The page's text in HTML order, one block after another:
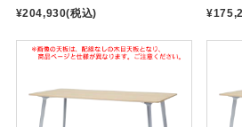
¥204,930(税込)